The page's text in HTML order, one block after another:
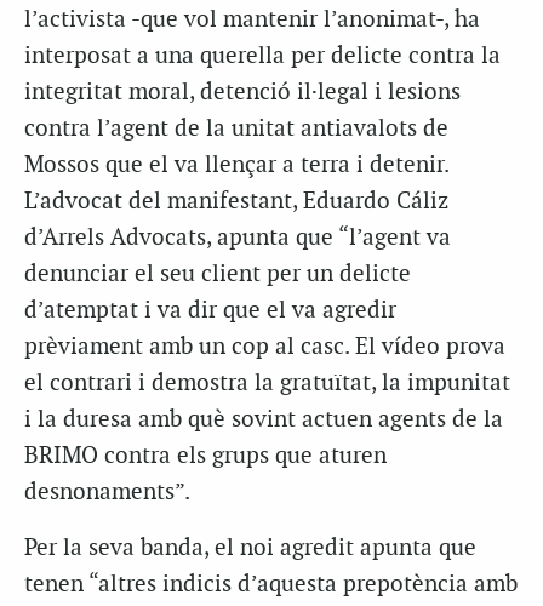
l’activista -que vol mantenir l’anonimat-, ha
interposat a una querella per delicte contra la
integritat moral, detenció il·legal i lesions
contra l’agent de la unitat antiavalots de
Mossos que el va llençar a terra i detenir.
L’advocat del manifestant, Eduardo Cáliz
d’Arrels Advocats, apunta que “l’agent va
denunciar el seu client per un delicte
d’atemptat i va dir que el va agredir
prèviament amb un cop al casc. El vídeo prova
el contrari i demostra la gratuïtat, la impunitat
i la duresa amb què sovint actuen agents de la
BRIMO contra els grups que aturen
desnonaments”.
Per la seva banda, el noi agredit apunta que
tenen “altres indicis d’aquesta prepotència amb